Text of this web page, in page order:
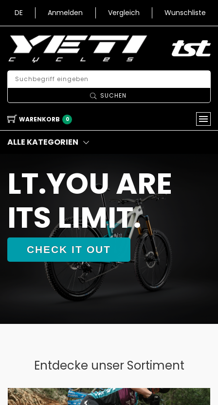
DE Anmelden Vergleich Wunschliste
SUCHEN
WARENKORB 0
ALLE KATEGORIEN
LT.YOU ARE
ITS LIMIT.
CHECK IT OUT
Entdecke unser Sortiment